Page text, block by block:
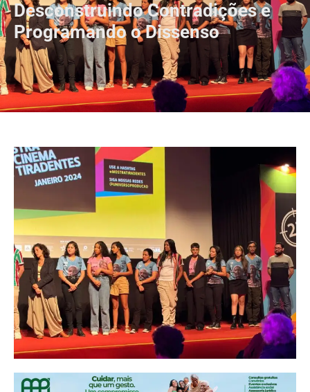
Desconstruindo Contradições e
Programando o Dissenso